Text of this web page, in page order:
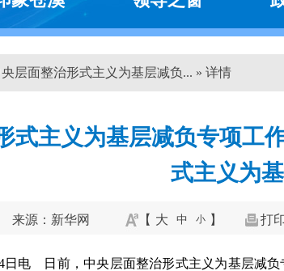
央层面整治形式主义为基层减负... » 详情
式主义为基层减负专项工
式主义为
来源：新华网 【 大 中 小 】 打
日电 日前，中央层面整治形式主义为基层减